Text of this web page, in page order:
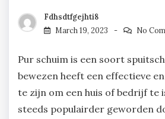
Fdhsdtfgejhti8
March 19, 2023
No
Pur schuim is een soort
bewezen heeft een effectieve
te zijn om een huis of bedrijf te
steeds populairder geworden